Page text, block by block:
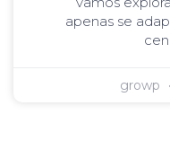
apenas se
growp